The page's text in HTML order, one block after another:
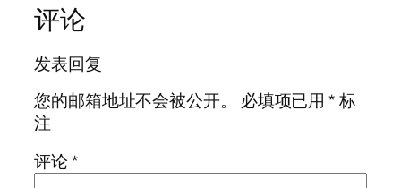
评论
发表回复
您的邮箱地址不会被公开。
必填项已用*标
注
评论*